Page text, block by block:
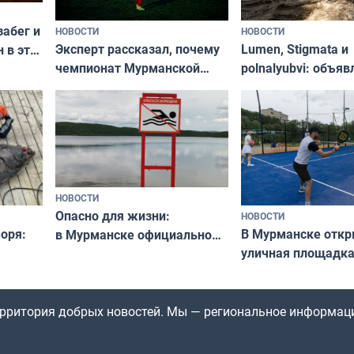
и
в эти
НОВОСТИ
Эксперт рассказал, почему
чемпионат Мурманской
области по футболу остался
незамеченным
НОВОСТИ
Lumen, Stigmata и
polnalyubvi:
хедлайнеры
«Имандра» в 2026
НОВОСТИ
Опасно для жизни:
в Мурманске официально
НОВОСТИ
В Мурманске
уличная
добрых новостей. Мы — региональное